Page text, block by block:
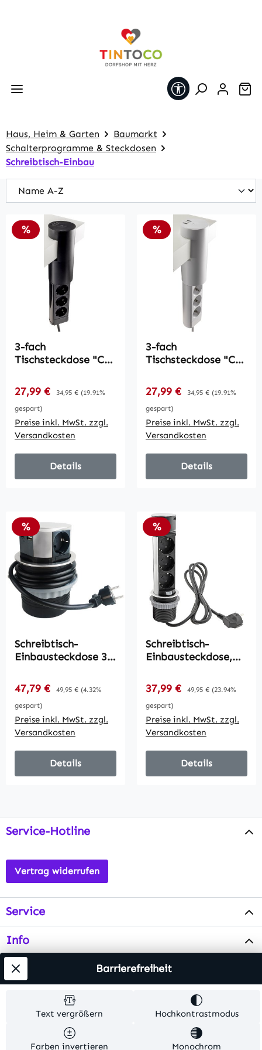
Werkzeugleiste
Haus, Heim & Garten
Baumarkt
Schalterprogramme & Steckdosen
Schreibtisch-Einbau
Rabatt
%
3-fach
Tischsteckdose "CT-
20W PD, 3m Kabel,
Schwarz
Verkaufspreis:
27,99 € Regulärer Preis:
34,95 € (19.91%
gespart)
Preise inkl. MwSt. zzgl.
Versandkosten
Details
Rabatt
%
3-fach
Tischsteckdose "CT-
20W PD, 3m Kabel,
Weiß
Verkaufspreis:
27,99 € Regulärer Preis:
34,95 € (19.91%
gespart)
Preise inkl. MwSt. zzgl.
Versandkosten
Details
Rabatt
%
Schreibtisch-
Einbausteckdose 3x
versenkbar,
Edelstahl-
Ausführung, rund
Verkaufspreis:
47,79 € Regulärer Preis:
49,95 € (4.32%
gespart)
Preise inkl. MwSt. zzgl.
Versandkosten
Details
Rabatt
%
Schreibtisch-
Einbausteckdose,
versenkbar,
Edelstahl, 3x
Steckd,USB A+C
Verkaufspreis:
37,99 € Regulärer Preis:
49,95 € (23.94%
gespart)
Preise inkl. MwSt. zzgl.
Versandkosten
Details
Service-Hotline
Vertrag widerrufen
Service
Info
Testsieger
Alle Preise inkl. gesetzl. Mehrwertsteuer zzgl.
Herstellerangaben und ohne Gewähr.
Text vergrößern Hochkontrastmodus
Farben invertieren Monochrom
Barrierefreiheit